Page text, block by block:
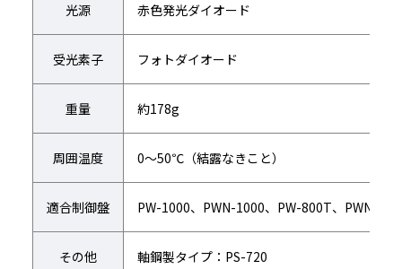
光源 赤色発光ダイオード
受光素子 フォトダイオード
重量 約178g
周囲温度 0～50℃（結露なきこと）
適合制御盤 PW-1000、PWN-1000、PW-800T、PWN-
その他 軸鋼製タイプ：PS-720